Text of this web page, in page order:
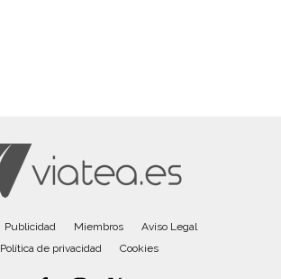
Publicidad Miembros
Aviso Legal
Política de privacidad
Cookies